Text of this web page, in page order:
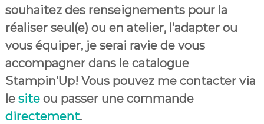
souhaitez des renseignements pour la
réaliser seul(e) ou en atelier, l’adapter ou
vous équiper, je serai ravie de vous
accompagner dans le catalogue
Stampin’Up! Vous pouvez me contacter via
le siteou passer une commande
directement.